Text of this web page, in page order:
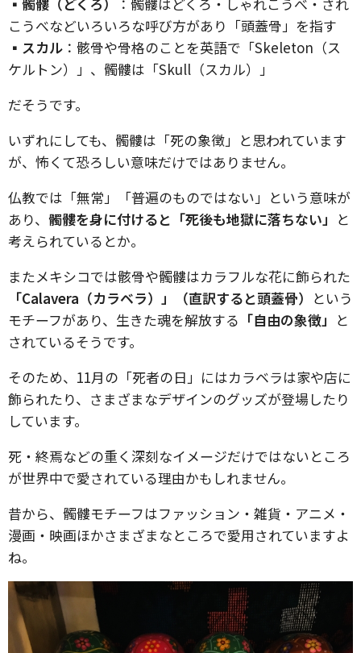
こうべなどいろいろな呼び方があり「頭蓋骨」を指す
▪︎ スカル ：骸骨や骨格のことを英語で「Skeleton（ス
ケルトン）」、髑髏は「Skull（スカル）」
だそうです。
いずれにしても、髑髏は「死の象徴」と思われています
が、怖くて恐ろしい意味だけではありません。
仏教では「無常」「普遍のものではない」という意味が
あり、 髑髏を身に付けると「死後も地獄に落ちない」 と
考えられているとか。
またメキシコでは骸骨や髑髏はカラフルな花に飾られた
「Calavera（カラベラ）」（直訳すると頭蓋骨） という
モチーフがあり、生きた魂を解放する 「自由の象徴」 と
されているそうです。
そのため、11月の「死者の日」にはカラベラは家や店に
飾られたり、さまざまなデザインのグッズが登場したり
しています。
死・終焉などの重く深刻なイメージだけではないところ
が世界中で愛されている理由かもしれません。
昔から、髑髏モチーフはファッション・雑貨・アニメ・
漫画・映画ほかさまざまなところで愛用されていますよ
ね。